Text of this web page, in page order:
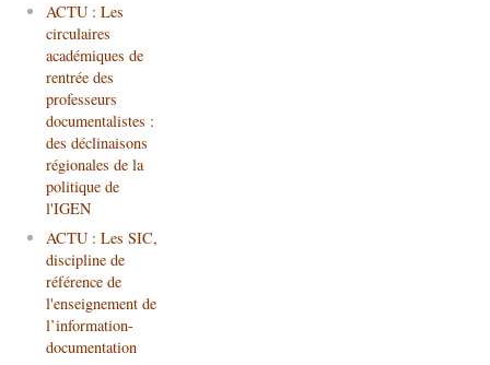
ACTU : Les
circulaires
académiques de
rentrée des
professeurs
documentalistes :
des déclinaisons
régionales de la
politique de
l'IGEN
ACTU : Les SIC,
discipline de
référence de
l'enseignement de
l’information-
documentation